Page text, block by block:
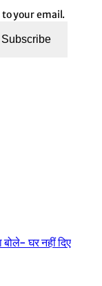
your email.
Subscribe
घर नहीं दिए